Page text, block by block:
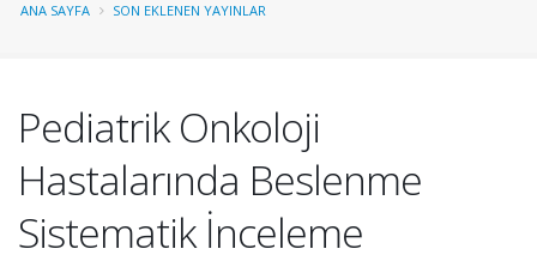
ANA SAYFA SON EKLENEN YAYINLAR
Pediatrik Onkoloji
Hastalarında Beslenme
Sistematik İnceleme